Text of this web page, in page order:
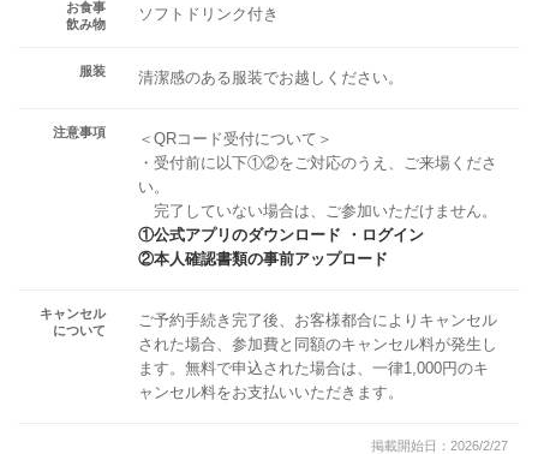
お食事
飲み物
ソフトドリンク付き
服装 清潔感のある服装でお越しください。
注意事項
＜QRコード受付について＞
・受付前に以下①②をご対応のうえ、ご来場くださ
い。
完了していない場合は、ご参加いただけません。
①公式アプリのダウンロード ・ログイン
②本人確認書類の事前アップロード
キャンセル
について
ご予約手続き完了後、お客様都合によりキャンセル
された場合、参加費と同額のキャンセル料が発生し
ます。無料で申込された場合は、一律1,000円のキ
ャンセル料をお支払いいただきます。
掲載開始日：2026/2/27